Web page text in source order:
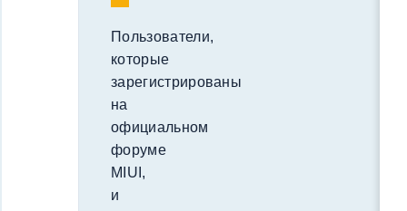
Пользователи,
которые
зарегистрированы
на
официальном
форуме
MIUI,
и